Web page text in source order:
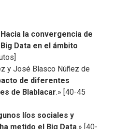
Hacia la convergencia de
Data en el ámbito
y José Blasco Núñez de
de diferentes
de Blablacar.» [40-45
líos sociales y
metido el Big Data.» [40-